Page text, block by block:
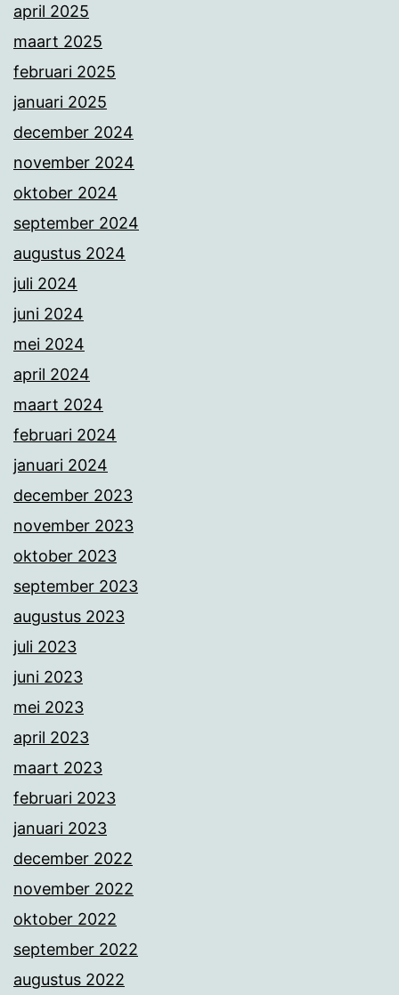
april 2025
maart 2025
februari 2025
januari 2025
december 2024
november 2024
oktober 2024
september 2024
augustus 2024
juli 2024
juni 2024
mei 2024
april 2024
maart 2024
februari 2024
januari 2024
december 2023
november 2023
oktober 2023
september 2023
augustus 2023
juli 2023
juni 2023
mei 2023
april 2023
maart 2023
februari 2023
januari 2023
december 2022
november 2022
oktober 2022
september 2022
augustus 2022